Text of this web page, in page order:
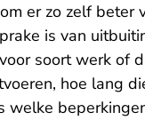
er zo zelf beter
is van
soort werk of
hoe lang
welke